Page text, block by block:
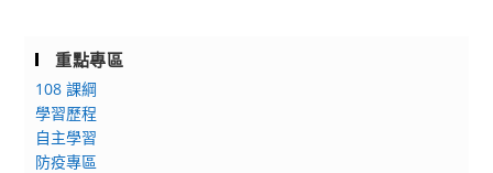
重點專區
108 課綱
學習歷程
自主學習
防疫專區